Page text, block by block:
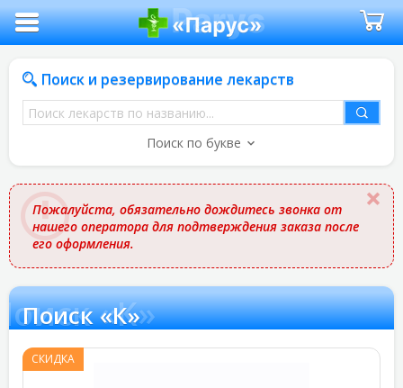
Поиск и резервирование лекарств
Поиск
лекарств
названию
Поиск по букве
Пожалуйста, обязательно дождитесь звонка от
нашего оператора для подтверждения заказа после
его оформления.
«К»
Поиск «К»
СКИДКА